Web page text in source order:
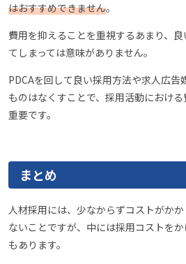
はおすすめできません。
費用を抑えることを重視するあまり、
てしまっては意味がありません。
PDCAを回して良い採用方法や求人広告
ものはなくすことで、採用活動におけ
重要です。
まとめ
人材採用には、少なからずコストがか
ないことですが、中には採用コストを
もあります。